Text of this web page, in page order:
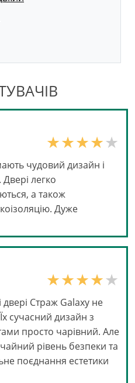
чудовий дизайн і
Двері легко
а також
Дуже
Страж Galaxy не
сучасний дизайн з
просто чарівний. Але
рівень безпеки та
поєднання естетики